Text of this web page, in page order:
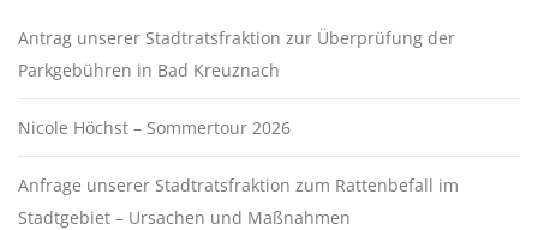
Antrag unserer Stadtratsfraktion zur Überprüfung der
Parkgebühren in Bad Kreuznach
Nicole Höchst – Sommertour 2026
Anfrage unserer Stadtratsfraktion zum Rattenbefall im
Stadtgebiet – Ursachen und Maßnahmen